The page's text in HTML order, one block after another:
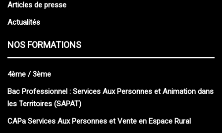
Articles de presse
Actualités
NOS FORMATIONS
4ème / 3ème
Bac Professionnel : Services Aux Personnes et Animation dans
les Territoires (SAPAT)
CAPa Services Aux Personnes et Vente en Espace Rural